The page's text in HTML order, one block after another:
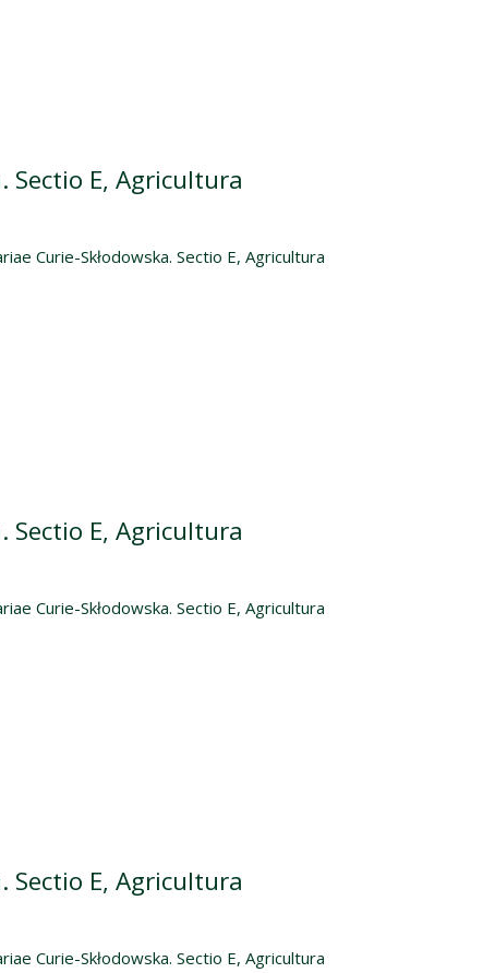
Sectio E, Agricultura
Curie-Skłodowska. Sectio E, Agricultura
Sectio E, Agricultura
Curie-Skłodowska. Sectio E, Agricultura
Sectio E, Agricultura
Curie-Skłodowska. Sectio E, Agricultura